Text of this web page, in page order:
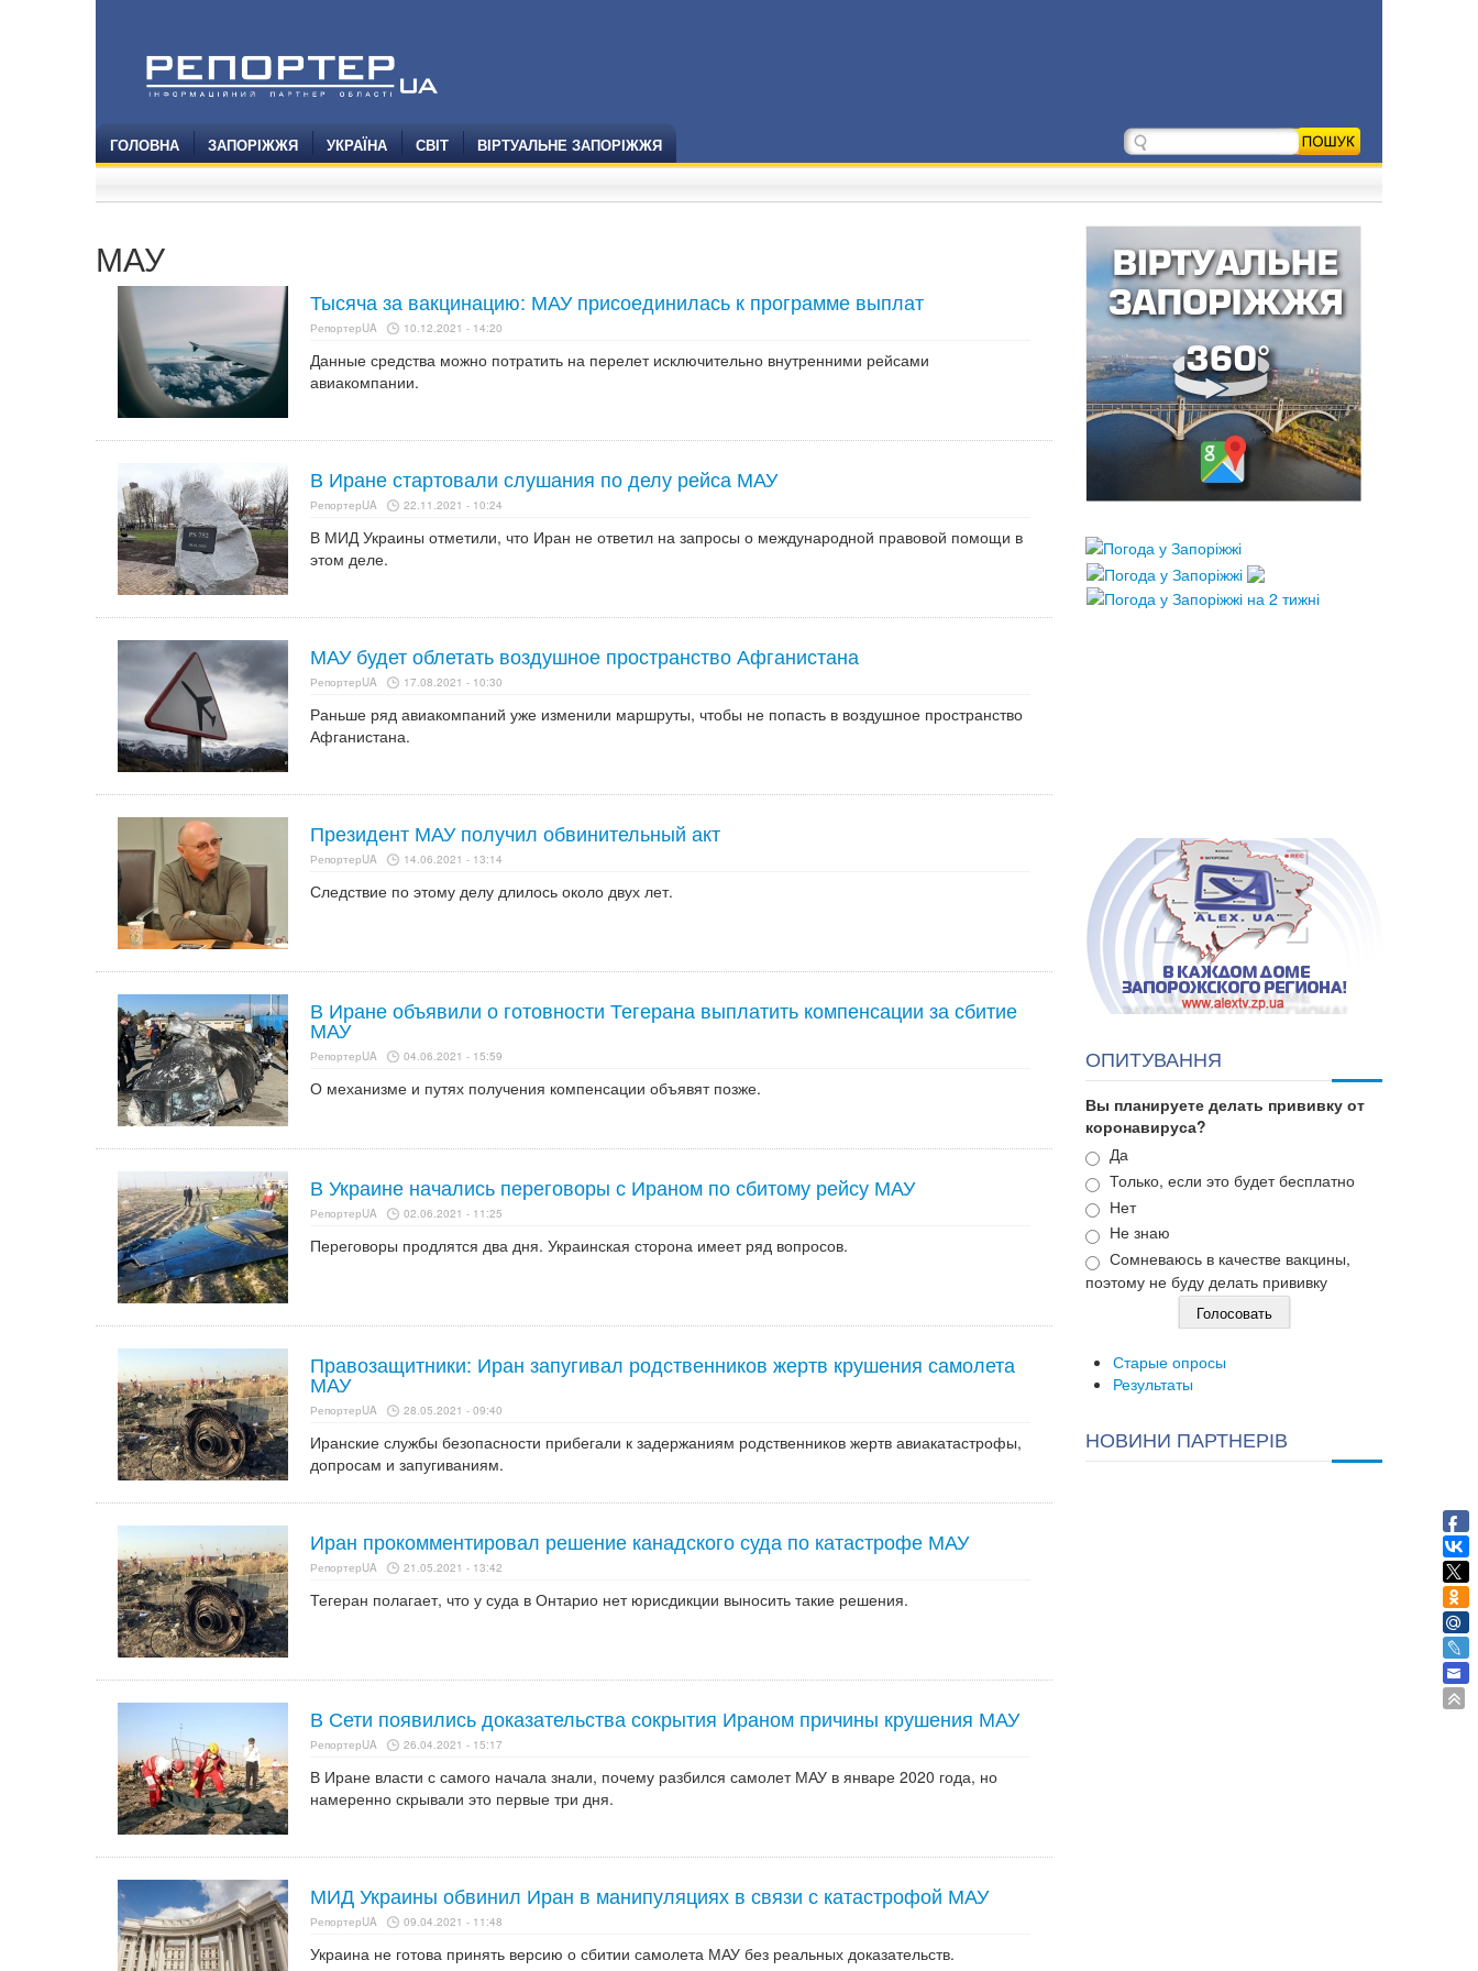
ГОЛОВНА ЗАПОРІЖЖЯ УКРАЇНА СВІТ ВІРТУАЛЬНЕ ЗАПОРІЖЖЯ
МАУ
Тысяча за вакцинацию: МАУ присоединилась к программе выплат
РепортерUA 10.12.2021 - 14:20
Данные средства можно потратить на перелет исключительно внутренними рейсами
авиакомпании.
В Иране стартовали слушания по делу рейса МАУ
РепортерUA 22.11.2021 - 10:24
В МИД Украины отметили, что Иран не ответил на запросы о международной правовой помощи в
этом деле.
МАУ будет облетать воздушное пространство Афганистана
РепортерUA 17.08.2021 - 10:30
Раньше ряд авиакомпаний уже изменили маршруты, чтобы не попасть в воздушное пространство
Афганистана.
Президент МАУ получил обвинительный акт
РепортерUA 14.06.2021 - 13:14
Следствие по этому делу длилось около двух лет.
В Иране объявили о готовности Тегерана выплатить компенсации за сбитие
МАУ
РепортерUA 04.06.2021 - 15:59
О механизме и путях получения компенсации объявят позже.
В Украине начались переговоры с Ираном по сбитому рейсу МАУ
РепортерUA 02.06.2021 - 11:25
Переговоры продлятся два дня. Украинская сторона имеет ряд вопросов.
Правозащитники: Иран запугивал родственников жертв крушения самолета
МАУ
РепортерUA 28.05.2021 - 09:40
Иранские службы безопасности прибегали к задержаниям родственников жертв авиакатастрофы,
допросам и запугиваниям.
Иран прокомментировал решение канадского суда по катастрофе МАУ
РепортерUA 21.05.2021 - 13:42
Тегеран полагает, что у суда в Онтарио нет юрисдикции выносить такие решения.
В Сети появились доказательства сокрытия Ираном причины крушения МАУ
РепортерUA 26.04.2021 - 15:17
В Иране власти с самого начала знали, почему разбился самолет МАУ в январе 2020 года, но
намеренно скрывали это первые три дня.
МИД Украины обвинил Иран в манипуляциях в связи с катастрофой МАУ
РепортерUA 09.04.2021 - 11:48
Украина не готова принять версию о сбитии самолета МАУ без реальных доказательств.
ОПИТУВАННЯ
Вы планируете делать прививку от
коронавируса?
Варианты
Да
Только, если это будет бесплатно
Нет
Не знаю
Сомневаюсь в качестве вакцины,
поэтому не буду делать прививку
Старые опросы
Результаты
НОВИНИ ПАРТНЕРІВ